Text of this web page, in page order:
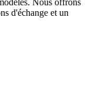
d'échange et un